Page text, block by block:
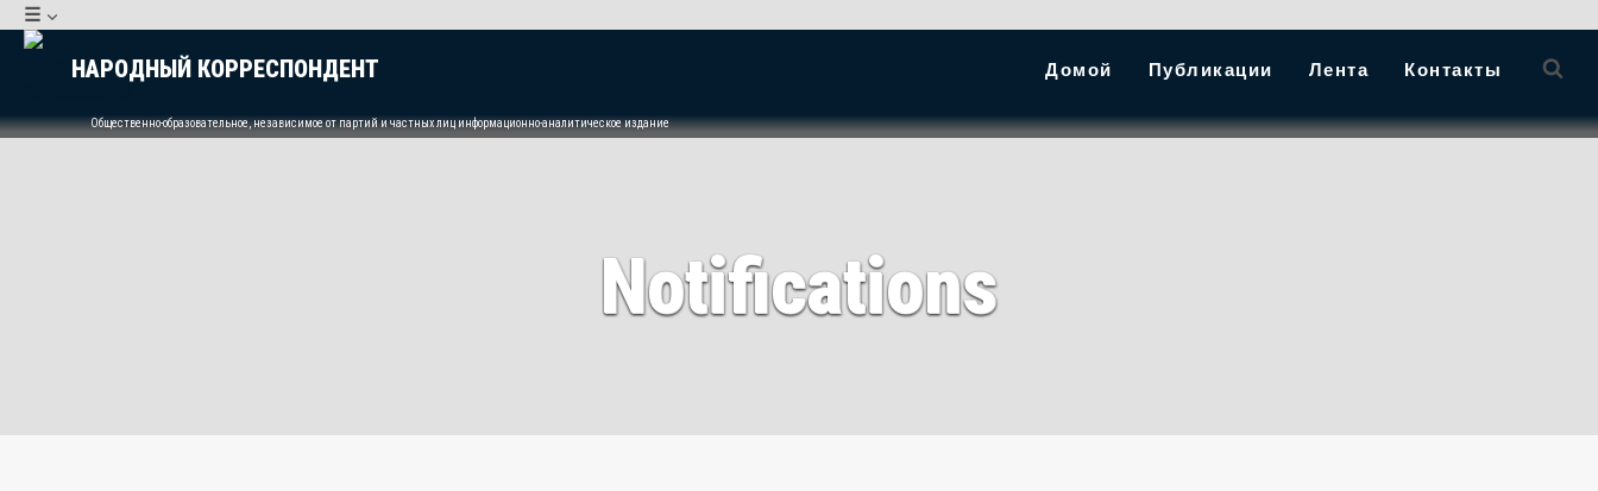
Перейти
содержимому
☰
НАРОДНЫЙ КОРРЕСПОНДЕНТ Домой Публикации Лента Контакты
Общественно-образовательное, независимое от партий и частных лиц информационно-аналитическое издание
Notifications